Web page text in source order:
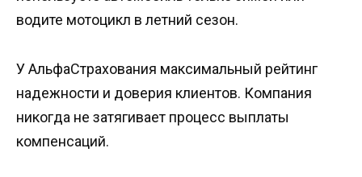
водите мотоцикл в летний сезон.
У АльфаСтрахования максимальный рейтинг
надежности и доверия клиентов. Компания
никогда не затягивает процесс выплаты
компенсаций.